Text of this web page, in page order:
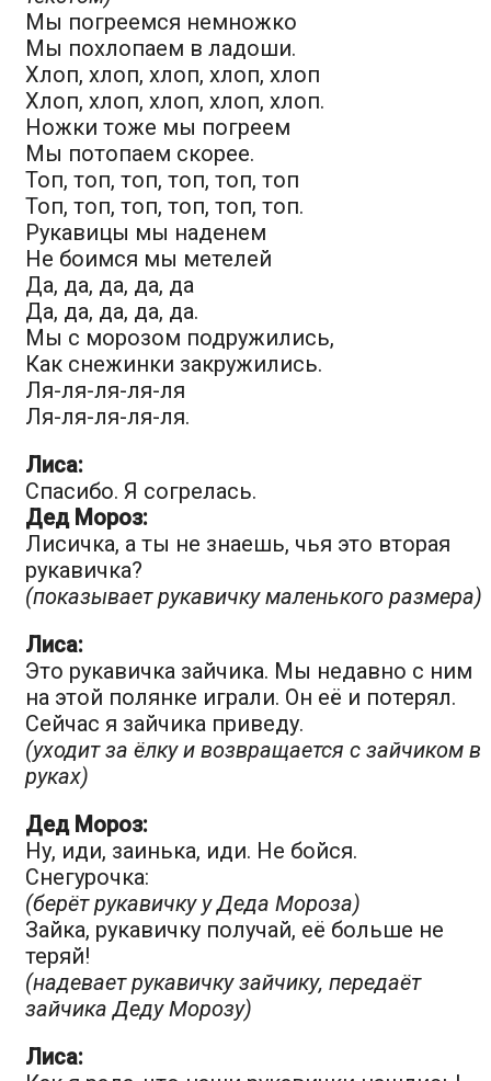
Мы погреемся немножко
Мы похлопаем в ладоши.
Хлоп, хлоп, хлоп, хлоп, хлоп
Хлоп, хлоп, хлоп, хлоп, хлоп.
Ножки тоже мы погреем
Мы потопаем скорее.
Топ, топ, топ, топ, топ, топ
Топ, топ, топ, топ, топ, топ.
Рукавицы мы наденем
Не боимся мы метелей
Да, да, да, да, да
Да, да, да, да, да.
Мы с морозом подружились,
Как снежинки закружились.
Ля-ля-ля-ля-ля
Ля-ля-ля-ля-ля.
Лиса:
Спасибо. Я согрелась.
Дед Мороз:
Лисичка, а ты не знаешь, чья это вторая
рукавичка?
(показывает рукавичку маленького размера)
Лиса:
Это рукавичка зайчика. Мы недавно с ним
на этой полянке играли. Он её и потерял.
Сейчас я зайчика приведу.
(уходит за ёлку и возвращается с зайчиком в
руках)
Дед Мороз:
Ну, иди, заинька, иди. Не бойся.
Снегурочка:
(берёт рукавичку у Деда Мороза)
Зайка, рукавичку получай, её больше не
теряй!
(надевает рукавичку зайчику, передаёт
зайчика Деду Морозу)
Лиса: